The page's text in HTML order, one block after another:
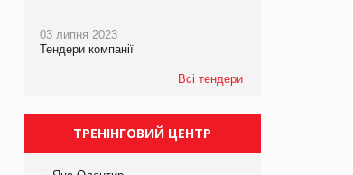
03 липня 2023
Тендери компанії
Всі тендери
ТРЕНІНГОВИЙ ЦЕНТР